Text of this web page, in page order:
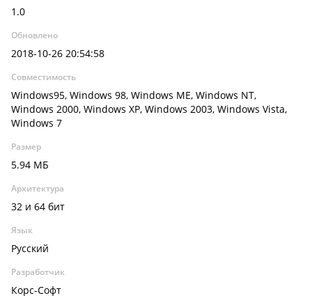
1.0
Обновлено
2018-10-26 20:54:58
Совместимость
Windows95, Windows 98, Windows ME, Windows NT,
Windows 2000, Windows XP, Windows 2003, Windows Vista,
Windows 7
Размер
5.94 МБ
Архитектура
32 и 64 бит
Язык
Русский
Разработчик
Корс-Софт